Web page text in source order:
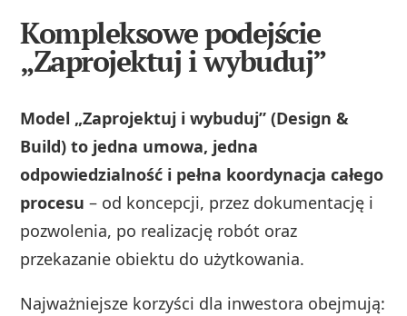
Kompleksowe podejście
„Zaprojektuj i wybuduj”
Model „Zaprojektuj i wybuduj” (Design &
Build) to jedna umowa, jedna
odpowiedzialność i pełna koordynacja całego
procesu – od koncepcji, przez dokumentację i
pozwolenia, po realizację robót oraz
przekazanie obiektu do użytkowania.
Najważniejsze korzyści dla inwestora obejmują: